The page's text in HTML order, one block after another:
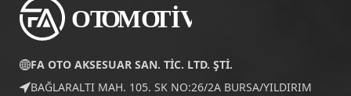
FA OTO AKSESUAR SAN. TİC. LTD. ŞTİ.
BAĞLARALTI MAH. 105. SK NO:26/2A BURSA/YILDIRIM